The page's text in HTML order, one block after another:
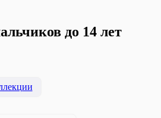
до 14 лет